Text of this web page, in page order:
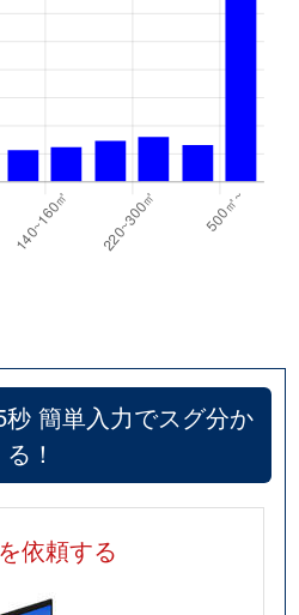
簡単入力でスグ分か
る！
依頼する